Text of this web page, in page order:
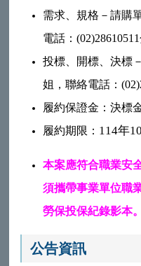
需求、規格－請購
電話：
投標、開標、決標
姐，聯絡電話：
履約保證金：決標
履約期限： 114年
本案應符合職業安
須攜帶事業單位職
勞保投保紀錄影本。
公告資訊